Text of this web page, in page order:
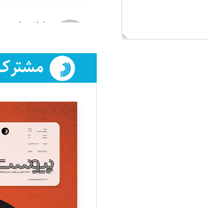
لیلا حنارود
فائزه
تحریریه
سروش
تحریریه
مینا پاکدل